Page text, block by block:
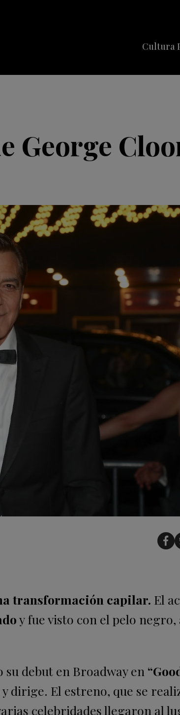
Cultura
George
transformación capilar. El
y fue visto con el pelo negro,
debut en Broadway en
dirige. El estreno, que se
celebridades llegaron al